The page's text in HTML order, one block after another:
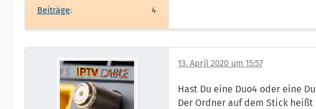
Beiträge
4
13. April 2020 um 15:57
Hast Du eine Duo4 oder eine
Der Ordner auf dem Stick heißt